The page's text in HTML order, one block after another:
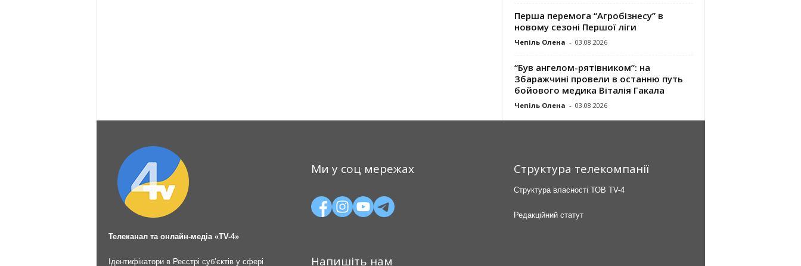
Перша перемога “Агробізнесу” в
новому сезоні Першої ліги
Чепіль Олена - 03.08.2026
“Був ангелом-рятівником”: на
Збаражчині провели в останню путь
бойового медика Віталія Гакала
Чепіль Олена - 03.08.2026
Телеканал та онлайн-медіа «TV-4»
Ідентифікатори в Реєстрі суб’єктів у сфері
Ми у соц мережах
Напишіть нам
Структура телекомпанії
Структура власності ТОВ TV-4
Редакційний статут